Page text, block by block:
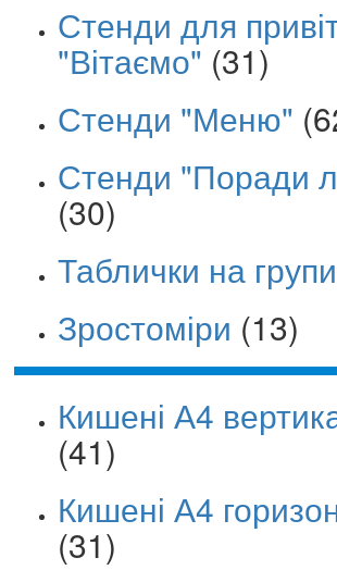
Стенди для
"Вітаємо" (31)
Стенди "Меню"
Стенди "Поради
(30)
Таблички на групи
Зростоміри (13)
Кишені А4
(41)
Кишені А4
(31)